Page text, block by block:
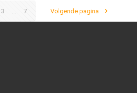
3 ... 7 Volgende pagina